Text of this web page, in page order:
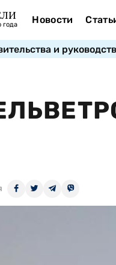
года Новости
и